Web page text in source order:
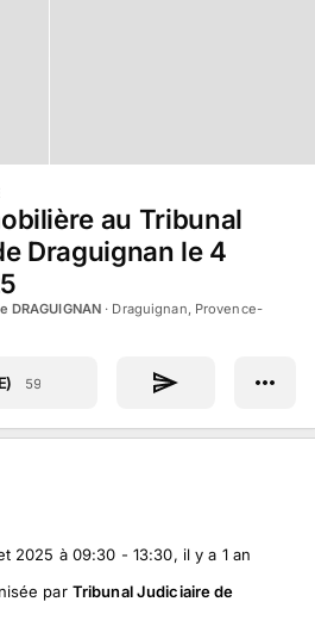
au Tribunal
Draguignan le 4
DRAGUIGNAN · Draguignan, Provence-
59
2025 à 09:30 - 13:30, il y a 1 an
par Tribunal Judiciaire de